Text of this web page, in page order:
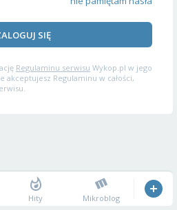
SIĘ
Regulaminu serwisu Wykop.pl w jego
akceptujesz Regulaminu w całości,
Hity Mikroblog